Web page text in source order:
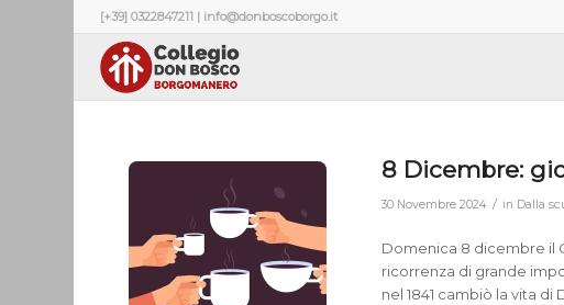
[+39] 0322847211 | info@donboscoborgo.it
8 Dicembre:
30 Novembre 2024 / in Dalla
Domenica 8 dicembre il
ricorrenza di grande
nel 1841 cambiò la vita